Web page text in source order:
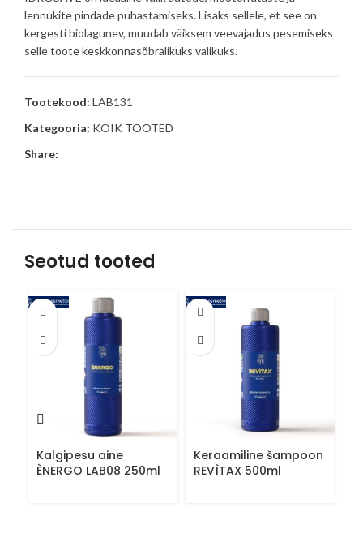
lennukite pindade puhastamiseks. Lisaks sellele, et see on
kergesti biolagunev, muudab väiksem veevajadus pesemiseks
selle toote keskkonnasõbralikuks valikuks.
Tootekood: LAB131
Kategooria: KÕIK TOOTED
Share:
Seotud tooted
Kalgipesu aine
ÈNERGO LAB08 250ml
Keraamiline šampoon
REVÌTAX 500ml